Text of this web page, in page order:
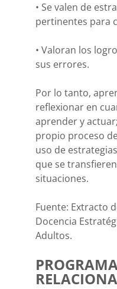
• Se valen de
pertinentes para
• Valoran los
sus errores.
Por lo tanto,
reflexionar en
aprender y
propio proceso
uso de
que se
situaciones.
Fuente: Extracto
Docencia
Adultos.